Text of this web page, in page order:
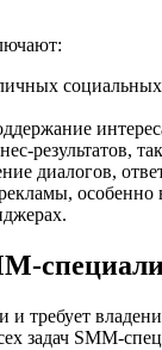
результатов,
диалогов,
и требует
задач SMM-